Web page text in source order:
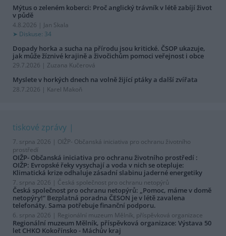
Mýtus o zeleném koberci: Proč anglický trávník v létě zabíjí život
v půdě
4.8.2026 | Jan Skala
Diskuse: 34
Dopady horka a sucha na přírodu jsou kritické. ČSOP ukazuje,
jak může žíznivé krajině a živočichům pomoci veřejnost i obce
29.7.2026 | Zuzana Kučerová
Myslete v horkých dnech na volně žijící ptáky a další zvířata
28.7.2026 | Karel Makoň
tiskové zprávy
7. srpna 2026 | OIŽP- Občanská iniciativa pro ochranu životního
prostředí
OIŽP- Občanská iniciativa pro ochranu životního prostředí :
OIŽP: Evropské řeky vysychají a voda v nich se otepluje:
Klimatická krize odhaluje zásadní slabinu jaderné energetiky
7. srpna 2026 | Česká společnost pro ochranu netopýrů
Česká společnost pro ochranu netopýrů: „Pomoc, máme v domě
netopýry!“ Bezplatná poradna ČESON je v létě zavalena
telefonáty. Sama potřebuje finanční podporu.
6. srpna 2026 | Regionální muzeum Mělník, příspěvková organizace
Regionální muzeum Mělník, příspěvková organizace: Výstava 50
let CHKO Kokořínsko - Máchův kraj